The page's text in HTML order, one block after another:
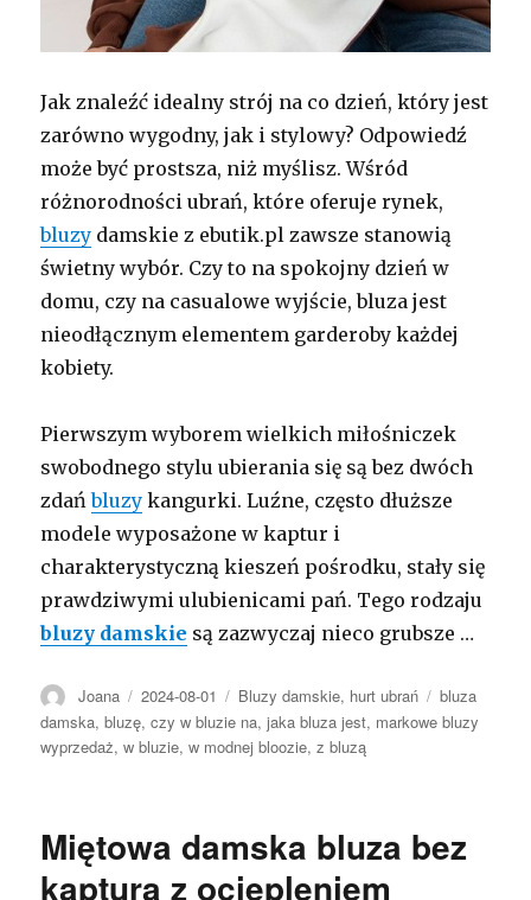
Jak znaleźć idealny strój na co dzień, który jest
zarówno wygodny, jak i stylowy? Odpowiedź
może być prostsza, niż myślisz. Wśród
różnorodności ubrań, które oferuje rynek,
bluzy damskie z ebutik.pl zawsze stanowią
świetny wybór. Czy to na spokojny dzień w
domu, czy na casualowe wyjście, bluza jest
nieodłącznym elementem garderoby każdej
kobiety.
Pierwszym wyborem wielkich miłośniczek
swobodnego stylu ubierania się są bez dwóch
zdańbluzy kangurki. Luźne, często dłuższe
modele wyposażone w kaptur i
charakterystyczną kieszeń pośrodku, stały się
prawdziwymi ulubienicami pań. Tego rodzaju
bluzy damskie są zazwyczaj nieco grubsze …
Autor
Joana Opublikowano
2024-08-01 Kategorie
Bluzy damskie, hurt ubrań Tagi
bluza
damska,bluzę,czy w bluzie na,jaka bluza jest, markowe bluzy
wyprzedaż,w bluzie,w modnej bloozie,z bluzą
Miętowa damska bluza bez
kaptura z ociepleniem